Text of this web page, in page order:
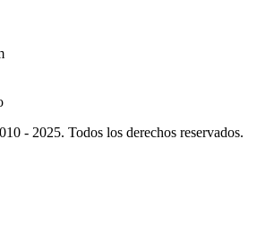
- 2025. Todos los derechos reservados.